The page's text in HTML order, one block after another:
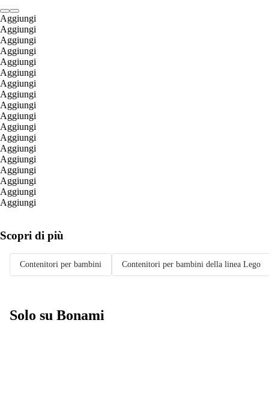
Aggiungi
Aggiungi
Aggiungi
Aggiungi
Aggiungi
Aggiungi
Aggiungi
Aggiungi
Aggiungi
Aggiungi
Aggiungi
Aggiungi
Aggiungi
Aggiungi
Aggiungi
Aggiungi
Aggiungi
Aggiungi
Scopri di più
Contenitori per bambini Contenitori per bambini della linea Lego
Solo su Bonami